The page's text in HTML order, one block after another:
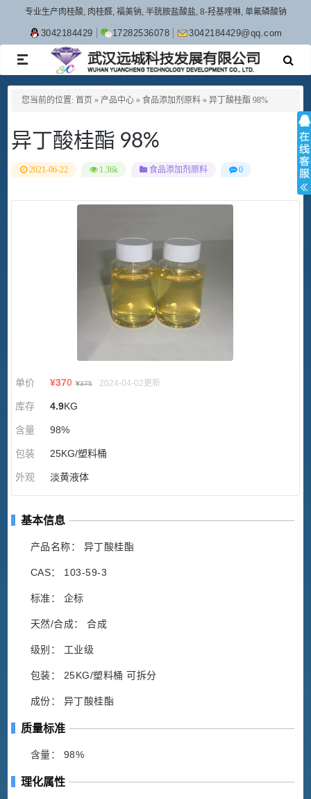
专业生产肉桂酸, 肉桂醛, 福美钠, 半胱胺盐酸盐, 8-羟基喹啉, 单氟磷酸钠
3042184429 17282536078 3042184429@qq.com
TOGGLE
NAVIGATION
您当前的位置: 首页 » 产品中心 » 食品添加剂原料 » 异丁酸桂酯 98%
异丁酸桂酯 98%
2021-06-22 1.36k 食品添加剂原料 0
单价 ¥370 ¥375 2024-04-02更新
库存 4.9KG
含量 98%
包装 25KG/塑料桶
外观 淡黄液体
基本信息
产品名称： 异丁酸桂酯
CAS： 103-59-3
标准： 企标
天然/合成： 合成
级别： 工业级
包装： 25KG/塑料桶 可拆分
成份： 异丁酸桂酯
质量标准
含量： 98%
理化属性